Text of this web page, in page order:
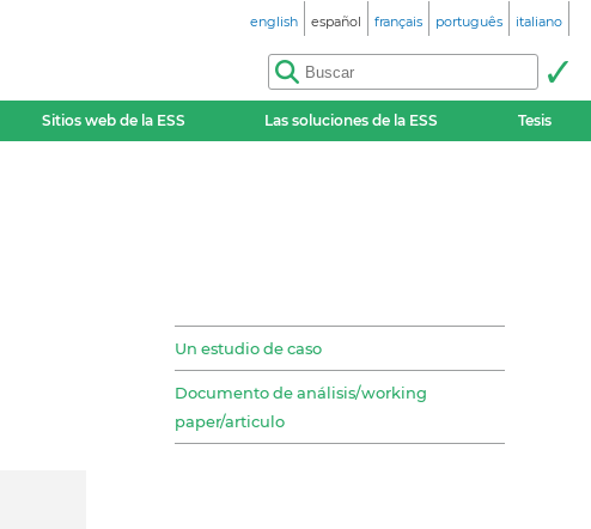
english español français português italiano
Sitios web de la ESS Las soluciones de la ESS Tesis
Un estudio de caso
Documento de análisis/working
paper/articulo